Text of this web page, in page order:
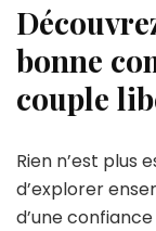
bonne
couple
Rien n’est plus
d’explorer
d’une